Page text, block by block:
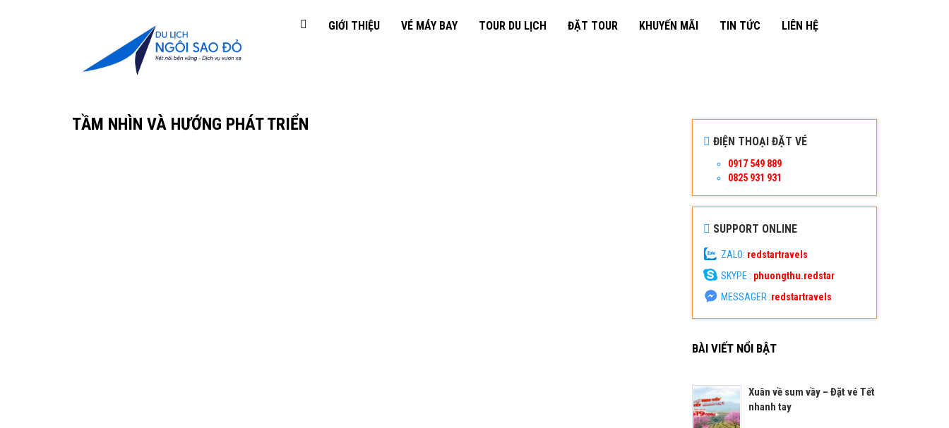
GIỚI THIỆU VÉ MÁY BAY TOUR DU LỊCH ĐẶT TOUR KHUYẾN MÃI TIN TỨC LIÊN HỆ
TẦM NHÌN VÀ HƯỚNG PHÁT TRIỂN
ĐIỆN THOẠI ĐẶT VÉ
0917 549 889
0825 931 931
SUPPORT ONLINE
ZALO: redstartravels
SKYPE : phuongthu.redstar
MESSAGER :redstartravels
BÀI VIẾT NỔI BẬT
Xuân về sum vầy – Đặt vé Tết
nhanh tay